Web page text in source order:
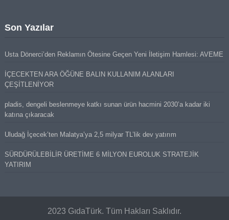
Son Yazılar
Usta Dönerci’den Reklamın Ötesine Geçen Yeni İletişim Hamlesi: AVEME
İÇECEKTEN ARA ÖĞÜNE BALIN KULLANIM ALANLARI
ÇEŞİTLENİYOR
pladis, dengeli beslenmeye katkı sunan ürün hacmini 2030’a kadar iki
katına çıkaracak
Uludağ İçecek’ten Malatya’ya 2,5 milyar TL’lik dev yatırım
SÜRDÜRÜLEBİLİR ÜRETİME 6 MİLYON EUROLUK STRATEJİK
YATIRIM
2023 GıdaTürk. Tüm Hakları Saklıdır.